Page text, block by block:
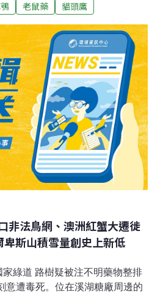
望。台灣的貓頭鷹大多是森林
發、火燒、外來種植物入侵等問
原本數量就不多的草鴞，陷入危
物。設棲架為找回猛禽 意外成為
蘋果臉，烏黑的大眼睛，草鴞外
在棲架上打瞌睡、抓到老鼠也會
天會靜靜站在棲架上淋雨，繁殖
閃。這些行為都是因為有了棲
主要在草生地活動，夜晚也會到
鼠藥毒害、中鳥網等危機。
老鼠藥 貓頭鷹
非法鳥網、澳洲紅蟹大遷徙
斯山積雪量創史上新低
綠道 路樹疑被注不明藥物整排
意遭毒死。位在溪湖糖廠周邊的